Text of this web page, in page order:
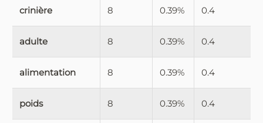
crinière 8 0.39% 0.4
adulte 8 0.39% 0.4
alimentation 8 0.39% 0.4
poids 8 0.39% 0.4